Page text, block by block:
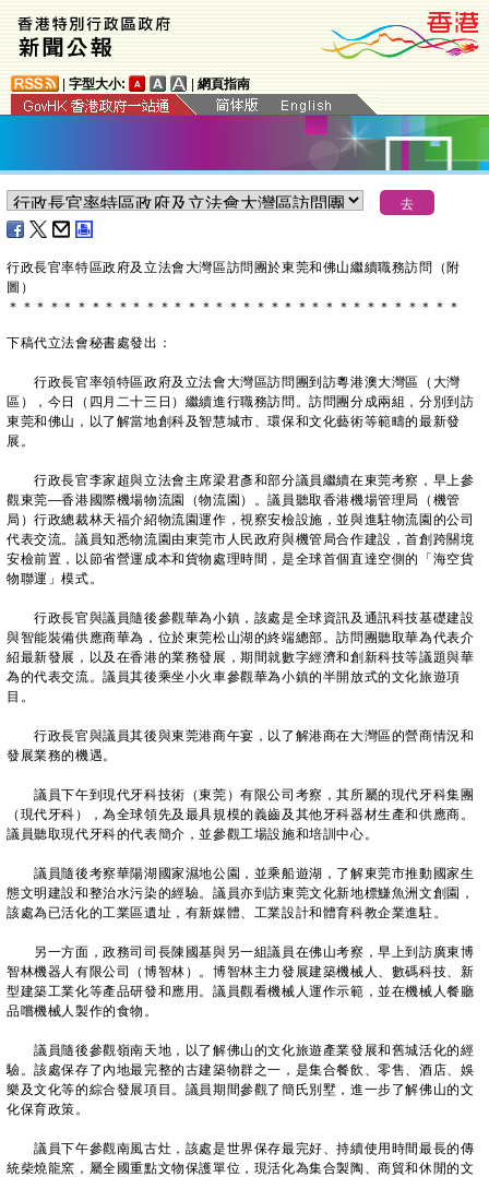
字型大小: 網頁指南
行政長官率特區政府及立法會大灣區訪問團於東莞和佛山繼續職務訪問（附
圖）
＊ ＊ ＊ ＊ ＊ ＊ ＊ ＊ ＊ ＊ ＊ ＊ ＊ ＊ ＊ ＊ ＊ ＊ ＊ ＊ ＊ ＊ ＊ ＊ ＊ ＊ ＊ ＊ ＊ ＊ ＊ ＊ ＊
下稿代立法會秘書處發出：
行政長官率領特區政府及立法會大灣區訪問團到訪粵港澳大灣區（大灣
區），今日（四月二十三日）繼續進行職務訪問。訪問團分成兩組，分別到訪
東莞和佛山，以了解當地創科及智慧城市、環保和文化藝術等範疇的最新發
展。
行政長官李家超與立法會主席梁君彥和部分議員繼續在東莞考察，早上參
觀東莞—香港國際機場物流園（物流園）。議員聽取香港機場管理局（機管
局）行政總裁林天福介紹物流園運作，視察安檢設施，並與進駐物流園的公司
代表交流。議員知悉物流園由東莞市人民政府與機管局合作建設，首創跨關境
安檢前置，以節省營運成本和貨物處理時間，是全球首個直達空側的「海空貨
物聯運」模式。
行政長官與議員隨後參觀華為小鎮，該處是全球資訊及通訊科技基礎建設
與智能裝備供應商華為，位於東莞松山湖的終端總部。訪問團聽取華為代表介
紹最新發展，以及在香港的業務發展，期間就數字經濟和創新科技等議題與華
為的代表交流。議員其後乘坐小火車參觀華為小鎮的半開放式的文化旅遊項
目。
行政長官與議員其後與東莞港商午宴，以了解港商在大灣區的營商情況和
發展業務的機遇。
議員下午到現代牙科技術（東莞）有限公司考察，其所屬的現代牙科集團
（現代牙科），為全球領先及最具規模的義齒及其他牙科器材生產和供應商。
議員聽取現代牙科的代表簡介，並參觀工場設施和培訓中心。
議員隨後考察華陽湖國家濕地公園，並乘船遊湖，了解東莞市推動國家生
態文明建設和整治水污染的經驗。議員亦到訪東莞文化新地標鰜魚洲文創園，
該處為已活化的工業區遺址，有新媒體、工業設計和體育科教企業進駐。
另一方面，政務司司長陳國基與另一組議員在佛山考察，早上到訪廣東博
智林機器人有限公司（博智林）。博智林主力發展建築機械人、數碼科技、新
型建築工業化等產品研發和應用。議員觀看機械人運作示範，並在機械人餐廳
品嚐機械人製作的食物。
議員隨後參觀嶺南天地，以了解佛山的文化旅遊產業發展和舊城活化的經
驗。該處保存了內地最完整的古建築物群之一，是集合餐飲、零售、酒店、娛
樂及文化等的綜合發展項目。議員期間參觀了簡氏別墅，進一步了解佛山的文
化保育政策。
議員下午參觀南風古灶，該處是世界保存最完好、持續使用時間最長的傳
統柴燒龍窯，屬全國重點文物保護單位，現活化為集合製陶、商貿和休閒的文